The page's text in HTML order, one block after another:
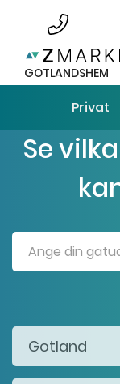
GOTLANDSHEM
Privat
Se